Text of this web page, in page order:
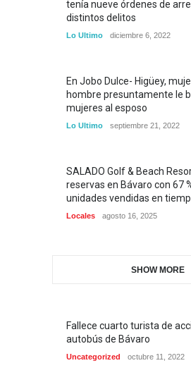
tenía nueve órdenes de
distintos delitos
Lo Ultimo diciembre 6, 2022
En Jobo Dulce- Higüey,
hombre presuntamente le
mujeres al esposo
Lo Ultimo septiembre 21, 2022
SALADO Golf & Beach
reservas en Bávaro con 67
unidades vendidas en
Locales agosto 16, 2025
SHOW MORE
Fallece cuarto turista de
autobús de Bávaro
Uncategorized octubre 11, 2022